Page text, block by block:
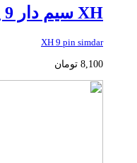
XH سیم دار 9 پین (خارجی قلعندود شده)
XH 9 pin simdar
8,100 تومان